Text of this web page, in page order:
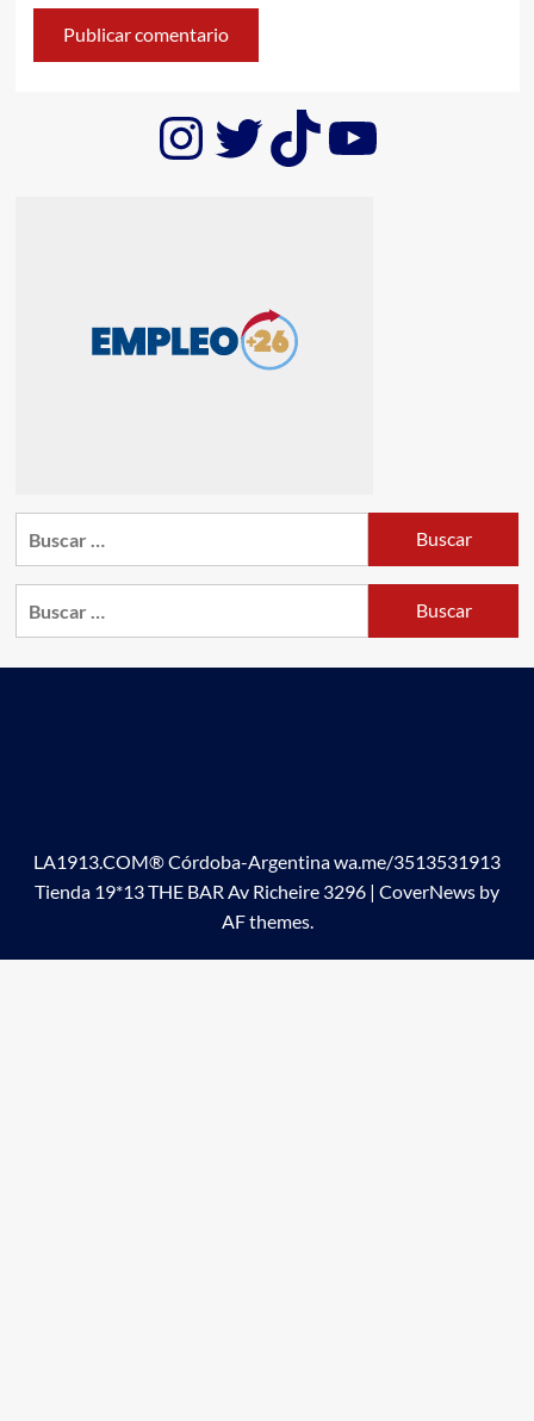
Instagram
Twitter
TikTok
LA1913.COM® Córdoba-Argentina wa.me/3513531913
Tienda 19*13 THE BAR Av Richeire 3296 | CoverNews by
AF themes.